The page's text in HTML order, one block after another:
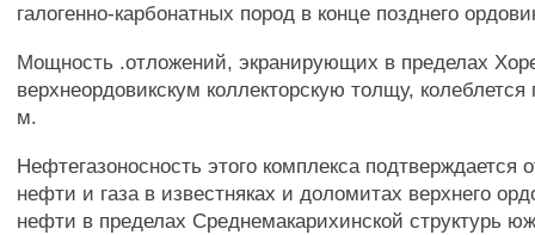
галогенно-карбонатных пород в конце позднего
Мощность .отложений, экранирующих в пределах
верхнеордовикскум коллекторскую толщу,
м.
Нефтегазоносность этого комплекса подтверждается
нефти и газа в известняках и доломитах верхнего
нефти в пределах Среднемакарихинской структурь